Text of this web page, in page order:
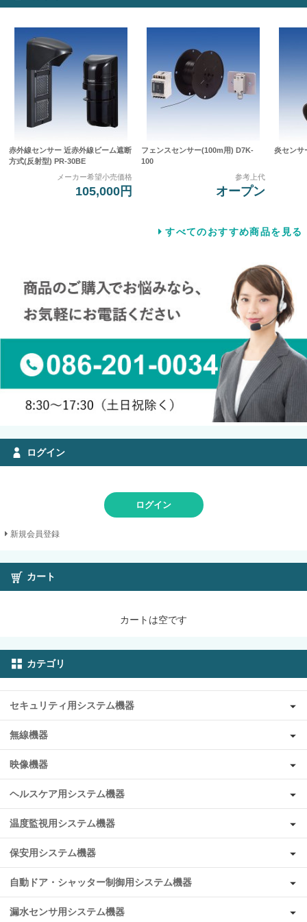
赤外線センサー 近赤外線ビーム遮断
方式(反射型) PR-30BE
メーカー希望小売価格
105,000円
フェンスセンサー(100m用) D7K-
100
参考上代
オープン
炎センサ
すべてのおすすめ商品を見る
ログイン
ログイン
新規会員登録
カート
カートは空です
カテゴリ
セキュリティ用システム機器
無線機器
映像機器
ヘルスケア用システム機器
温度監視用システム機器
保安用システム機器
自動ドア・シャッター制御用システム機器
漏水センサ用システム機器